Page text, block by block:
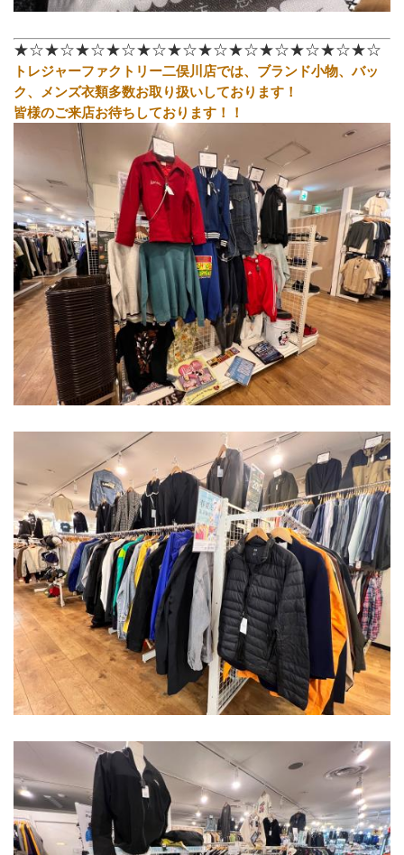
★☆★☆★☆★☆★☆★☆★☆★☆★☆★☆★☆★☆
トレジャーファクトリー二俣川店では、ブランド小物、バッ
ク、メンズ衣類多数お取り扱いしております！
皆様のご来店お待ちしております！！